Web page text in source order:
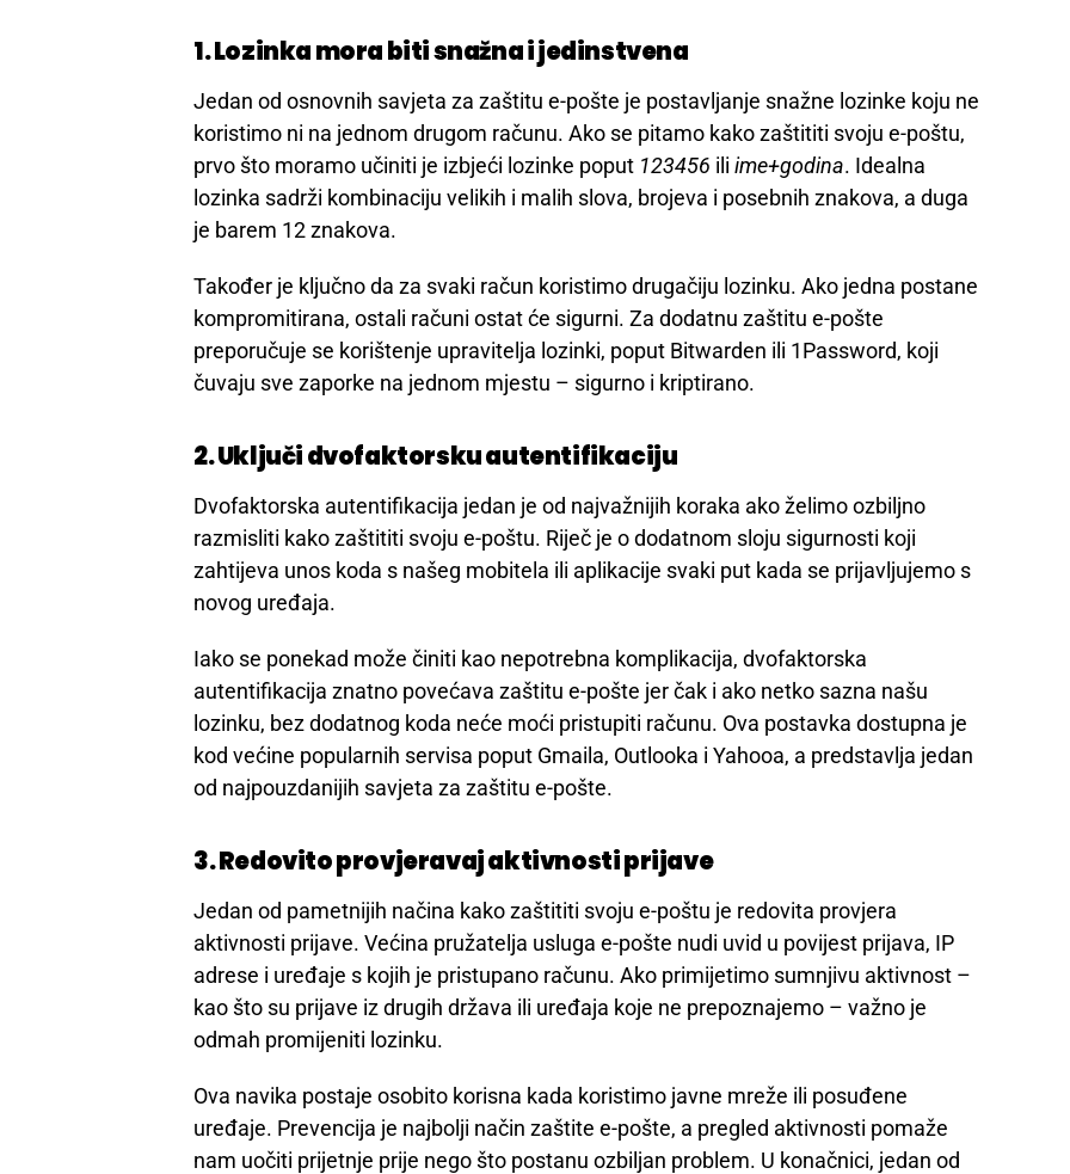
1. Lozinka mora biti snažna i jedinstvena
Jedan od osnovnih savjeta za zaštitu e-pošte je postavljanje snažne lozinke koju ne
koristimo ni na jednom drugom računu. Ako se pitamo kako zaštititi svoju e-poštu,
prvo što moramo učiniti je izbjeći lozinke poput 123456 ili ime+godina. Idealna
lozinka sadrži kombinaciju velikih i malih slova, brojeva i posebnih znakova, a duga
je barem 12 znakova.
Također je ključno da za svaki račun koristimo drugačiju lozinku. Ako jedna postane
kompromitirana, ostali računi ostat će sigurni. Za dodatnu zaštitu e-pošte
preporučuje se korištenje upravitelja lozinki, poput Bitwarden ili 1Password, koji
čuvaju sve zaporke na jednom mjestu – sigurno i kriptirano.
2. Uključi dvofaktorsku autentifikaciju
Dvofaktorska autentifikacija jedan je od najvažnijih koraka ako želimo ozbiljno
razmisliti kako zaštititi svoju e-poštu. Riječ je o dodatnom sloju sigurnosti koji
zahtijeva unos koda s našeg mobitela ili aplikacije svaki put kada se prijavljujemo s
novog uređaja.
Iako se ponekad može činiti kao nepotrebna komplikacija, dvofaktorska
autentifikacija znatno povećava zaštitu e-pošte jer čak i ako netko sazna našu
lozinku, bez dodatnog koda neće moći pristupiti računu. Ova postavka dostupna je
kod većine popularnih servisa poput Gmaila, Outlooka i Yahooa, a predstavlja jedan
od najpouzdanijih savjeta za zaštitu e-pošte.
3. Redovito provjeravaj aktivnosti prijave
Jedan od pametnijih načina kako zaštititi svoju e-poštu je redovita provjera
aktivnosti prijave. Većina pružatelja usluga e-pošte nudi uvid u povijest prijava, IP
adrese i uređaje s kojih je pristupano računu. Ako primijetimo sumnjivu aktivnost –
kao što su prijave iz drugih država ili uređaja koje ne prepoznajemo – važno je
odmah promijeniti lozinku.
Ova navika postaje osobito korisna kada koristimo javne mreže ili posuđene
uređaje. Prevencija je najbolji način zaštite e-pošte, a pregled aktivnosti pomaže
nam uočiti prijetnje prije nego što postanu ozbiljan problem. U konačnici, jedan od